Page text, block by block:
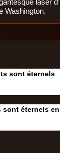
laser
Washington.
sont éternels
sont éternels